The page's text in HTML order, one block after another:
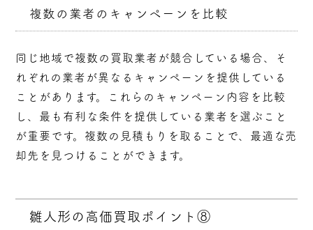
複数の業者のキャンペーンを比較
同じ地域で複数の買取業者が競合している場合、そ
れぞれの業者が異なるキャンペーンを提供している
ことがあります。これらのキャンペーン内容を比較
し、最も有利な条件を提供している業者を選ぶこと
が重要です。複数の見積もりを取ることで、最適な売
却先を見つけることができます。
雛人形の高価買取ポイント⑧